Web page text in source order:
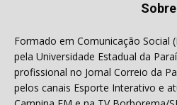
Sobre
Formado em Comunicação Social
pela Universidade Estadual da
profissional no Jornal Correio da
pelos canais Esporte Interativo e